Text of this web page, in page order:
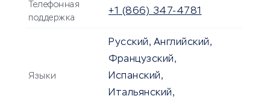
Телефонная
поддержка
+1 (866) 347-4781
Языки
Русский, Английский,
Французский,
Испанский,
Итальянский,